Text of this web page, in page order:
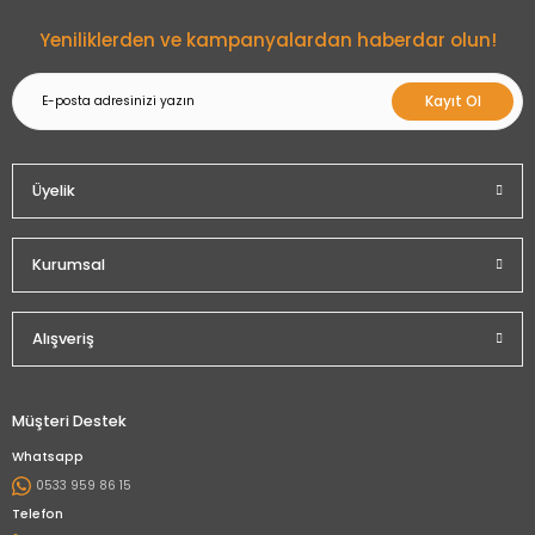
Yeniliklerden ve kampanyalardan haberdar olun!
Kayıt Ol
Üyelik
Kurumsal
Alışveriş
Müşteri Destek
Whatsapp
0533 959 86 15
Telefon